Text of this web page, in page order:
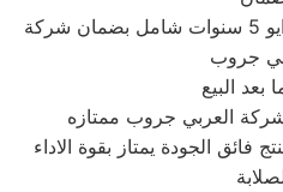
فترة الضمان غسالة ملابس دايو 5 سنوات شامل بضمان شركة
بعد البيع
فائق الجودة يمتاز بقوة الاداء